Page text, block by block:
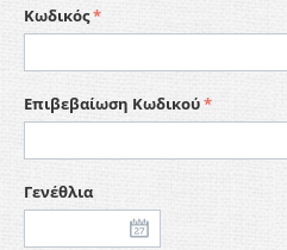
Κωδικός
Επιβεβαίωση Κωδικού
Γενέθλια